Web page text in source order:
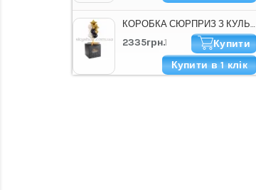
КОРОБКА СЮРПРИЗ З КУЛЬКАМИ "HAPPY B-DAY СТИЛЬНА"
2335грн.
Купити
Купити в 1 клік